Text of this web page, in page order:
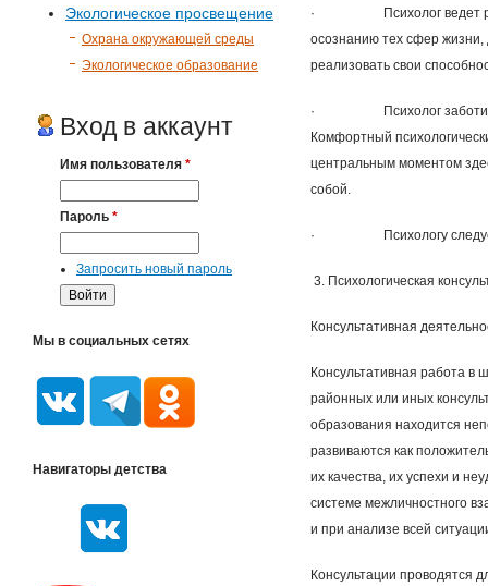
· Психолог ведет работу
осознанию тех сфер
реализовать свои
· Психолог заботится о
Комфортный
центральным моментом
собой.
· Психологу следует
3. Психологическая
Консультативная
Консультативная работа в
районных или иных
образования находится
развиваются как
их качества, их успехи и
системе межличностного
и при анализе всей
Консультации проводятся
Экологическое просвещение
Охрана окружающей среды
Экологическое образование
Вход в аккаунт
Имя пользователя *
Пароль *
Запросить новый пароль
Мы в социальных сетях
Навигаторы детства